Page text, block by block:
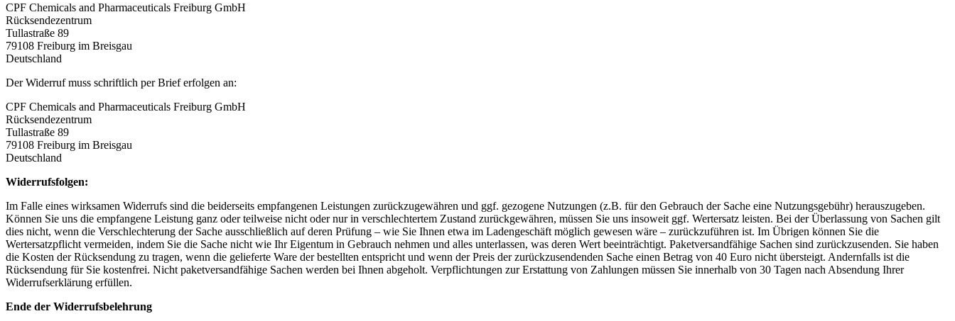
CPF Chemicals and Pharmaceuticals Freiburg GmbH
Rücksendezentrum
Tullastraße 89
79108 Freiburg im Breisgau
Deutschland
Der Widerruf muss schriftlich per Brief erfolgen an:
CPF Chemicals and Pharmaceuticals Freiburg GmbH
Rücksendezentrum
Tullastraße 89
79108 Freiburg im Breisgau
Deutschland
Widerrufsfolgen:
Im Falle eines wirksamen Widerrufs sind die beiderseits empfangenen Leistungen zurückzugewähren und ggf. gezogene Nutzungen (z.B. für den Gebrauch der Sache eine Nutzungsgebühr) herauszugeben.
Können Sie uns die empfangene Leistung ganz oder teilweise nicht oder nur in verschlechtertem Zustand zurückgewähren, müssen Sie uns insoweit ggf. Wertersatz leisten. Bei der Überlassung von Sachen gilt
dies nicht, wenn die Verschlechterung der Sache ausschließlich auf deren Prüfung – wie Sie Ihnen etwa im Ladengeschäft möglich gewesen wäre – zurückzuführen ist. Im Übrigen können Sie die
Wertersatzpflicht vermeiden, indem Sie die Sache nicht wie Ihr Eigentum in Gebrauch nehmen und alles unterlassen, was deren Wert beeinträchtigt. Paketversandfähige Sachen sind zurückzusenden. Sie haben
die Kosten der Rücksendung zu tragen, wenn die gelieferte Ware der bestellten entspricht und wenn der Preis der zurückzusendenden Sache einen Betrag von 40 Euro nicht übersteigt. Andernfalls ist die
Rücksendung für Sie kostenfrei. Nicht paketversandfähige Sachen werden bei Ihnen abgeholt. Verpflichtungen zur Erstattung von Zahlungen müssen Sie innerhalb von 30 Tagen nach Absendung Ihrer
Widerrufserklärung erfüllen.
Ende der Widerrufsbelehrung